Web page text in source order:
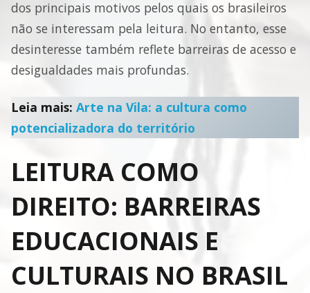
dos principais motivos pelos quais os brasileiros
não se interessam pela leitura. No entanto, esse
desinteresse também reflete barreiras de acesso e
desigualdades mais profundas.
Leia mais: Arte na Vila: a cultura como
potencializadora do território
LEITURA COMO
DIREITO: BARREIRAS
EDUCACIONAIS E
CULTURAIS NO BRASIL